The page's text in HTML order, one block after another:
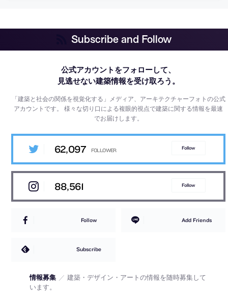
Subscribe and Follow
公式アカウントをフォローして、
見逃せない建築情報を受け取ろう。
「建築と社会の関係を視覚化する」メディア、アーキテクチャーフォトの公式
アカウントです。様々な切り口による複眼的視点で建築に関する情報を最速
でお届けします。
62,097 Follow
88,561 Follow
Follow Add Friends
Subscribe
情報募集 ／ 建築・デザイン・アートの情報を随時募集して
います。